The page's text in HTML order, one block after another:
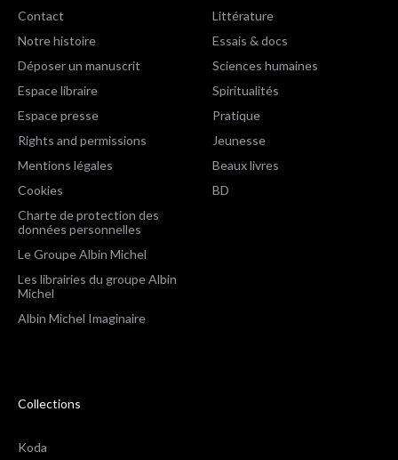
Contact
Notre histoire
Déposer un manuscrit
Espace libraire
Espace presse
Rights and permissions
Mentions légales
Cookies
Charte de protection des
données personnelles
Le Groupe Albin Michel
Les librairies du groupe Albin
Michel
Albin Michel Imaginaire
Littérature
Essais & docs
Sciences humaines
Spiritualités
Pratique
Jeunesse
Beaux livres
BD
Collections
Koda